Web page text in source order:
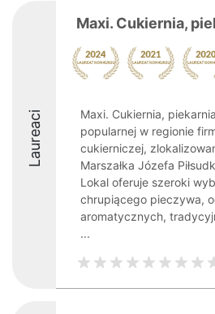
Laureaci
Maxi. Cukiernia,
Maxi. Cukiernia,
popularnej w regionie
cukierniczej,
Marszałka Józefa
Lokal oferuje szeroki
chrupiącego pieczywa,
aromatycznych,
...